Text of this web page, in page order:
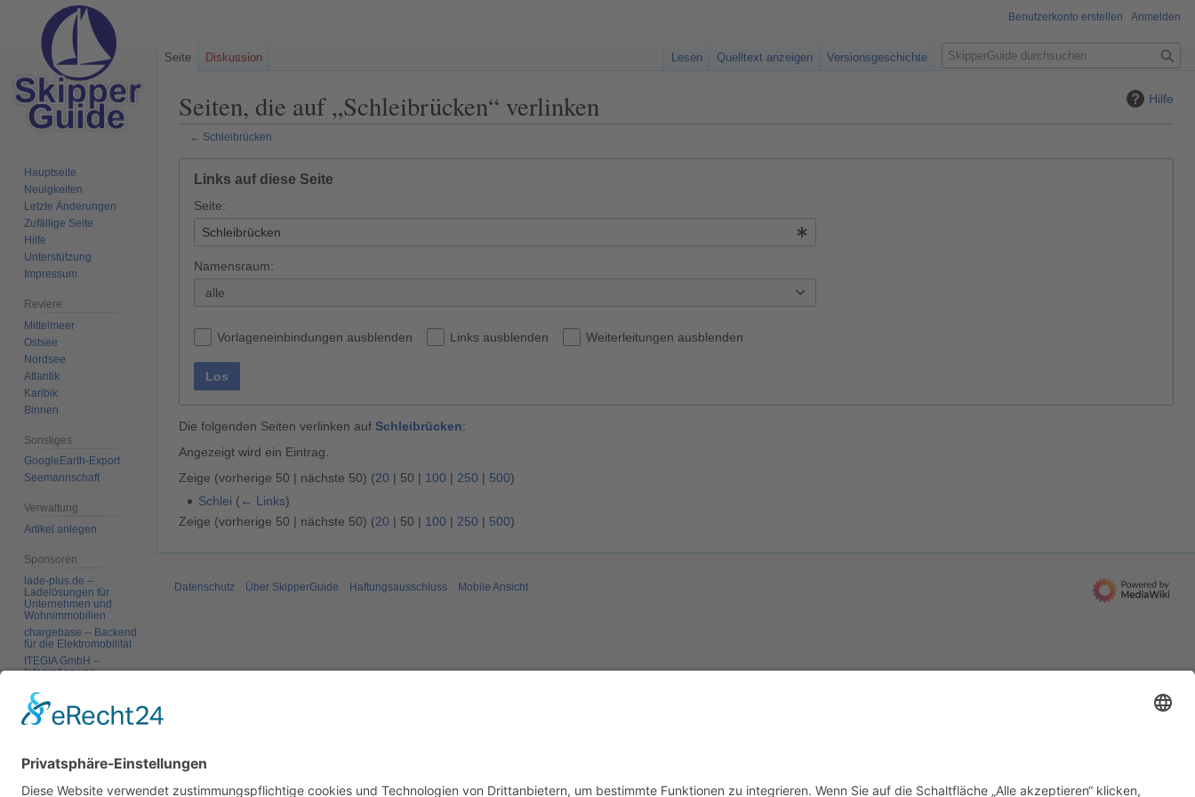
Hilfe
Seiten, die auf „Schleibrücken“ verlinken
← Schleibrücken
Navigation
springen
Suche
springen
Links auf diese Seite
Seite:
Namensraum:
alle
Vorlageneinbindungen ausblenden Links ausblenden Weiterleitungen ausblenden
Los
Die folgenden Seiten verlinken auf Schleibrücken:
Angezeigt wird ein Eintrag.
Zeige (vorherige 50 | nächste 50) (20 | 50 | 100 | 250 | 500)
Schlei ( ← Links)
Zeige (vorherige 50 | nächste 50) (20 | 50 | 100 | 250 | 500)
Benutzerkonto erstellen Anmelden
Seite Diskussion Lesen Quelltext anzeigen Versionsgeschichte
S
u
e
Hauptseite
Neuigkeiten
Letzte Änderungen
Zufällige Seite
Hilfe
Unterstützung
Impressum
Reviere
Mittelmeer
Ostsee
Nordsee
Atlantik
Karibik
Binnen
Sonstiges
GoogleEarth-Export
Seemannschaft
Verwaltung
Artikel anlegen
Sponsoren
lade-plus.de --
Ladelösungen für
Unternehmen und
Wohnimmobilien
chargebase -- Backend
für die Elektromobilität
ITEGIA GmbH --
Integration von
individuelle
Softwarelösungen
Spezialseiten
Druckversion
Datenschutz Über SkipperGuide Haftungsausschluss Mobile Ansicht